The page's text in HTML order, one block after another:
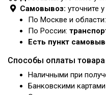
Самовывоз: уточните
По Москве и области:
По России:
Есть пункт
Способы оплаты товара
Наличными при
Банковскими картами